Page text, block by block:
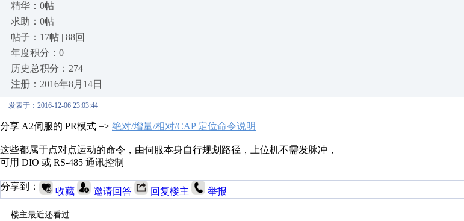
精华：0帖
求助：0帖
帖子：17帖 | 88回
年度积分：0
历史总积分：274
注册：2016年8月14日
发表于：2016-12-06 23:03:44
分享 A2伺服的 PR模式 => 绝对/增量/相对/CAP 定位命令说明
这些都属于点对点运动的命令，由伺服本身自行规划路径，上位机不需发脉冲，
可用 DIO 或 RS-485 通讯控制
分享到： 收藏 邀请回答 回复楼主 举报
楼主最近还看过